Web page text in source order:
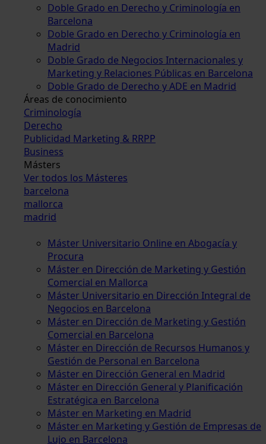
Doble Grado en Derecho y Criminología en
Barcelona
Doble Grado en Derecho y Criminología en
Madrid
Doble Grado de Negocios Internacionales y
Marketing y Relaciones Públicas en Barcelona
Doble Grado de Derecho y ADE en Madrid
Áreas de conocimiento
Criminología
Derecho
Publicidad Marketing & RRPP
Business
Másters
Ver todos los Másteres
barcelona
mallorca
madrid
Máster Universitario Online en Abogacía y
Procura
Máster en Dirección de Marketing y Gestión
Comercial en Mallorca
Máster Universitario en Dirección Integral de
Negocios en Barcelona
Máster en Dirección de Marketing y Gestión
Comercial en Barcelona
Máster en Dirección de Recursos Humanos y
Gestión de Personal en Barcelona
Máster en Dirección General en Madrid
Máster en Dirección General y Planificación
Estratégica en Barcelona
Máster en Marketing en Madrid
Máster en Marketing y Gestión de Empresas de
Lujo en Barcelona